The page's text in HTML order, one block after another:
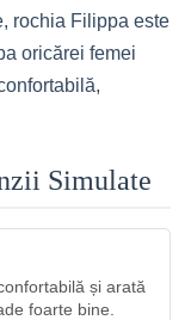
rochia Filippa este
oricărei femei
Simulate
și arată
foarte bine.